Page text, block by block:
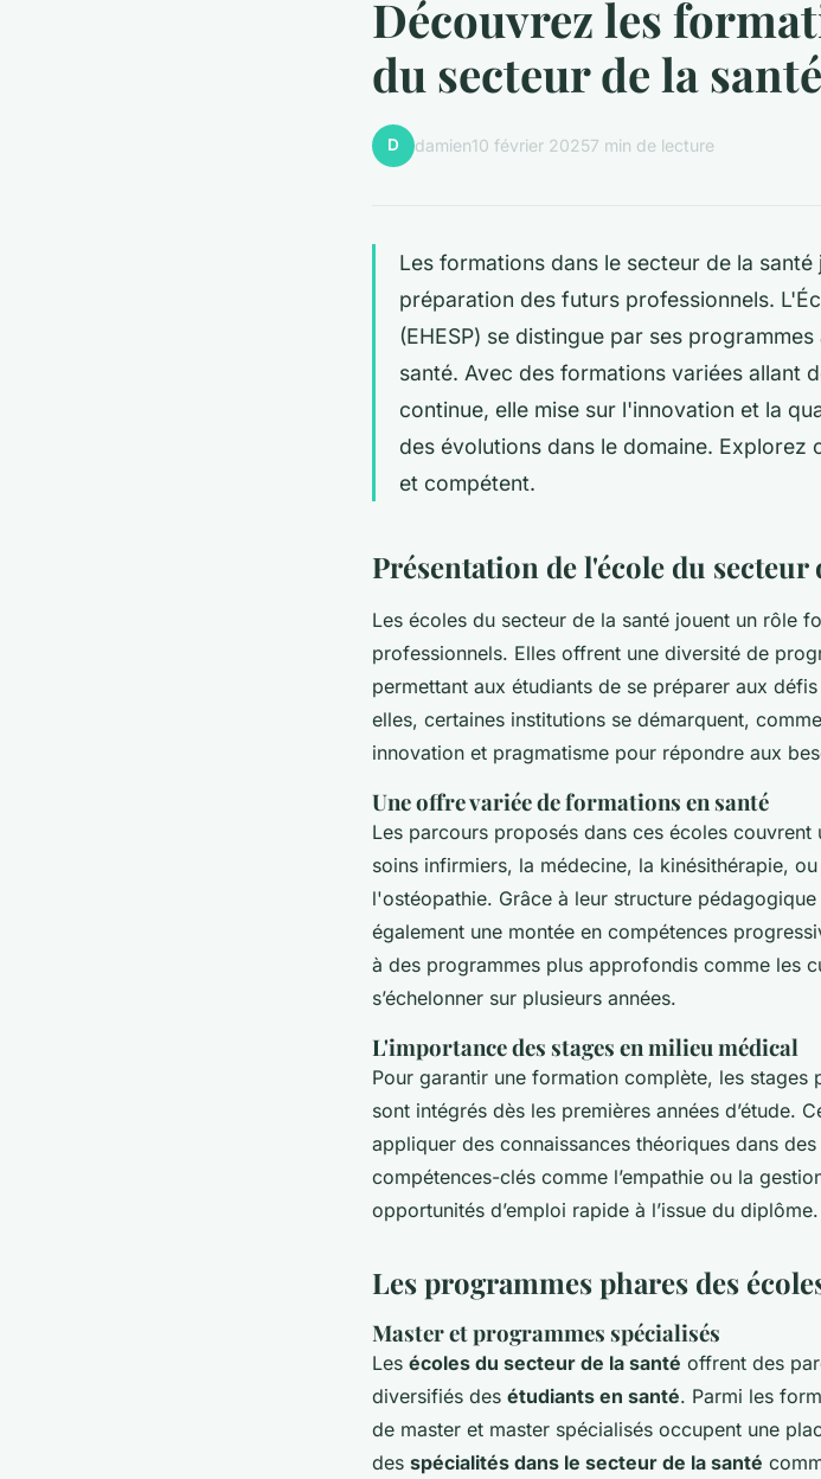
Découvrez les
du secteur de la santé
D damien10 février 20257 min de lecture
Les formations dans le secteur de la
préparation des futurs professionnels.
(EHESP) se distingue par ses
santé. Avec des formations variées allant
continue, elle mise sur l'innovation et la
des évolutions dans le domaine.
et compétent.
Présentation de l'école du secteur
Les écoles du secteur de la santé jouent un rôle
professionnels. Elles offrent une diversité de
permettant aux étudiants de se préparer aux
elles, certaines institutions se démarquent, comme
innovation et pragmatisme pour répondre aux
Une offre variée de formations en santé
Les parcours proposés dans ces écoles
soins infirmiers, la médecine, la kinésithérapie,
l'ostéopathie. Grâce à leur structure
également une montée en compétences
à des programmes plus approfondis comme les
s’échelonner sur plusieurs années.
L'importance des stages en milieu médical
Pour garantir une formation complète, les
sont intégrés dès les premières années d’étude.
appliquer des connaissances théoriques dans
compétences-clés comme l’empathie ou la
opportunités d’emploi rapide à l’issue du diplôme.
Les programmes phares des
Master et programmes spécialisés
Les écoles du secteur de la santé offrent des
diversifiés des étudiants en santé. Parmi les
de master et master spécialisés occupent une
des spécialités dans le secteur de la santé